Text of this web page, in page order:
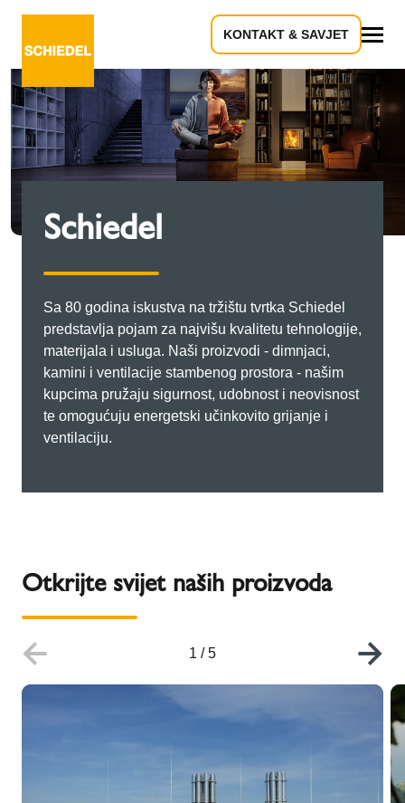
KONTAKT & SAVJET
Schiedel
Sa 80 godina iskustva na tržištu tvrtka Schiedel
predstavlja pojam za najvišu kvalitetu tehnologije,
materijala i usluga. Naši proizvodi - dimnjaci,
kamini i ventilacije stambenog prostora - našim
kupcima pružaju sigurnost, udobnost i neovisnost
te omogućuju energetski učinkovito grijanje i
ventilaciju.
Otkrijte svijet naših proizvoda
1 /5